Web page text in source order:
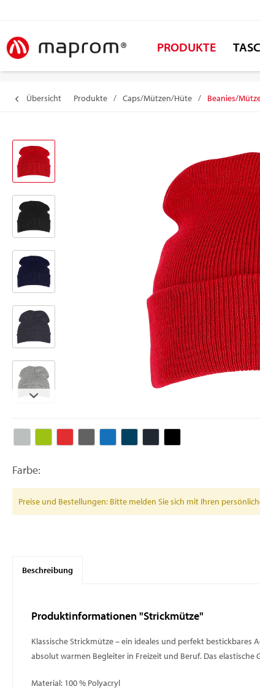
PRODUKTE
Übersicht Produkte / Caps/Mützen/Hüte / Beanies/
Farbe:
Preise und Bestellungen: Bitte melden Sie sich mit Ihren
Beschreibung
Produktinformationen "Strickmütze"
Klassische Strickmütze – ein ideales und perfekt
absolut warmen Begleiter in Freizeit und Beruf. Das
Material: 100 % Polyacryl